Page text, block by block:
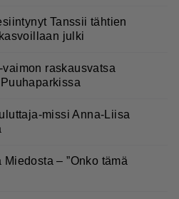
Tanssii tähtien
julki
raskausvatsa
missi Anna-Liisa
– ”Onko tämä